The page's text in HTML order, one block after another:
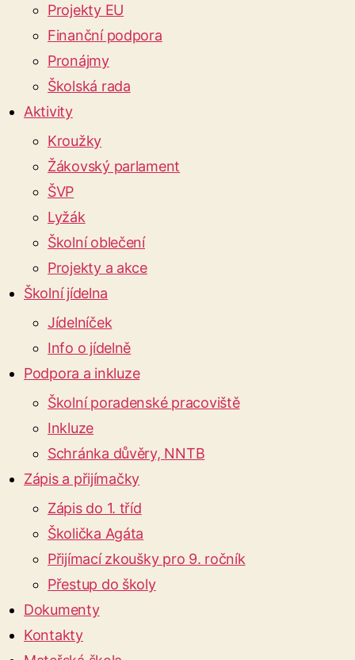
Projekty EU
Finanční podpora
Pronájmy
Školská rada
Aktivity
Kroužky
Žákovský parlament
ŠVP
Lyžák
Školní oblečení
Projekty a akce
Školní jídelna
Jídelníček
Info o jídelně
Podpora a inkluze
Školní poradenské pracoviště
Inkluze
Schránka důvěry, NNTB
Zápis a přijímačky
Zápis do 1. tříd
Školička Agáta
Přijímací zkoušky pro 9. ročník
Přestup do školy
Dokumenty
Kontakty